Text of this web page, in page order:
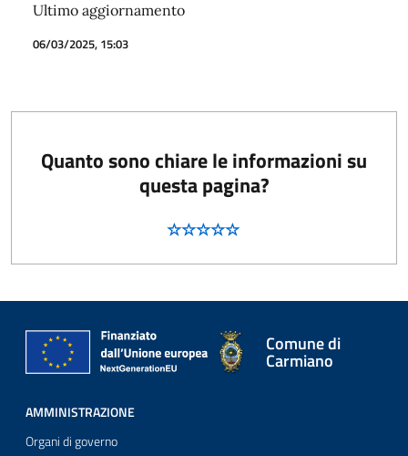
Ultimo aggiornamento
06/03/2025, 15:03
Quanto sono chiare le informazioni su
questa pagina?
Comune di
Carmiano
AMMINISTRAZIONE
Organi di governo